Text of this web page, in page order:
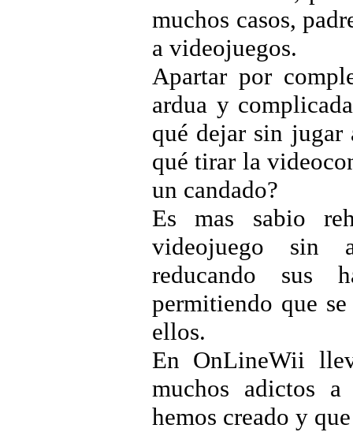
muchos casos,
a videojuegos.
Apartar por
ardua y
qué dejar sin jugar
qué tirar la
un candado?
Es mas sabio
videojuego sin
reducando sus
permitiendo que
ellos.
En OnLineWii
muchos adictos
hemos creado y